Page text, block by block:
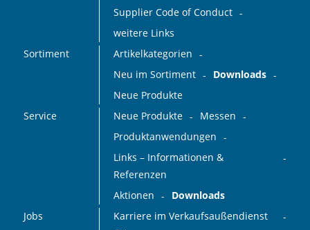
Supplier Code of Conduct
weitere Links
Sortiment
Artikelkategorien
Neu im Sortiment
Downloads
Neue Produkte
Service
Neue Produkte
Messen
Produktanwendungen
Links – Informationen &
Referenzen
Aktionen
Downloads
Jobs
Karriere im Verkaufsaußendienst